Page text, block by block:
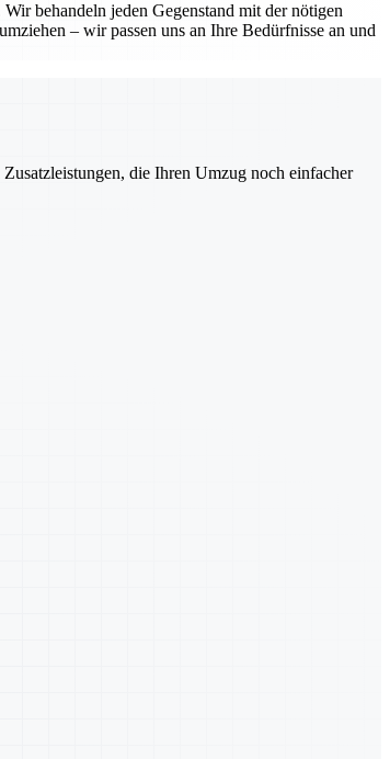
behandeln jeden Gegenstand mit der nötigen
– wir passen uns an Ihre Bedürfnisse an und
die Ihren Umzug noch einfacher